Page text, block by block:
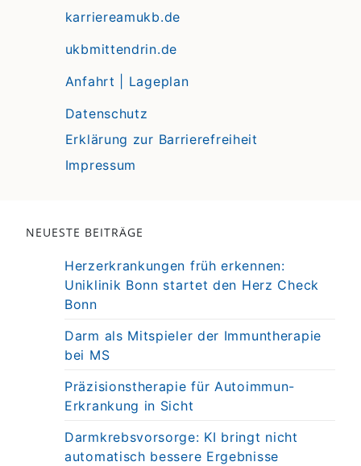
karriereamukb.de
ukbmittendrin.de
Anfahrt | Lageplan
Datenschutz
Erklärung zur Barrierefreiheit
Impressum
NEUESTE BEITRÄGE
Herzerkrankungen früh erkennen:
Uniklinik Bonn startet den Herz Check
Bonn
Darm als Mitspieler der Immuntherapie
bei MS
Präzisionstherapie für Autoimmun-
Erkrankung in Sicht
Darmkrebsvorsorge: KI bringt nicht
automatisch bessere Ergebnisse